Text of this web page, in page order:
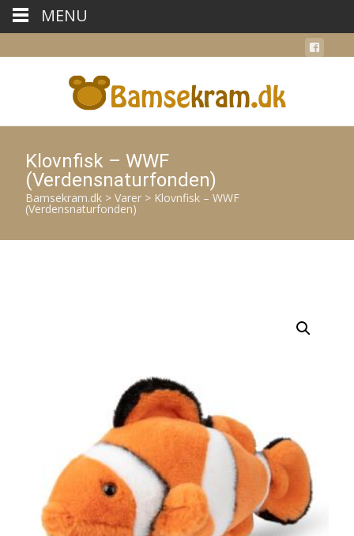
Klovnfisk – WWF
(Verdensnaturfonden)
Bamsekram.dk > Varer > Klovnfisk – WWF
(Verdensnaturfonden)
MENU